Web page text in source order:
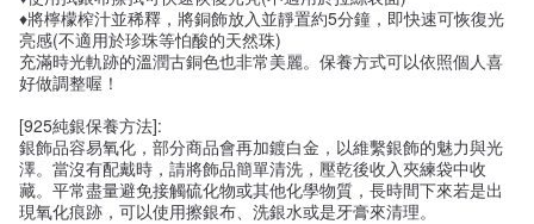
♦將檸檬榨汁並稀釋，將銅飾放入並靜置約5分鐘，即快速可恢復光
亮感(不適用於珍珠等怕酸的天然珠)
充滿時光軌跡的溫潤古銅色也非常美麗。保養方式可以依照個人喜
好做調整喔！
[925純銀保養方法]:
銀飾品容易氧化，部分商品會再加鍍白金，以維繫銀飾的魅力與光
澤。當沒有配戴時，請將飾品簡單清洗，壓乾後收入夾練袋中收
藏。平常盡量避免接觸硫化物或其他化學物質，長時間下來若是出
現氧化痕跡，可以使用擦銀布、洗銀水或是牙膏來清理。